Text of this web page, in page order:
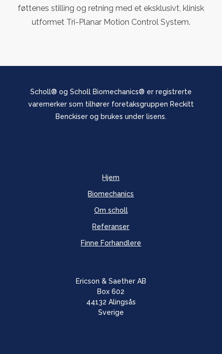
føttenes stilling og retning med et eksklusivt, klinisk
utformet Tri-Planar Motion Control System.
Scholl® og Scholl Biomechanics® er registrerte
varemerker som tilhører foretaksgruppen Reckitt
Benckiser og brukes under lisens.
Hjem
Biomechanics
Om scholl
Referanser
Finne Forhandlere
Ericson & Saether AB
Box 602
44132 Alingsås
Sverige